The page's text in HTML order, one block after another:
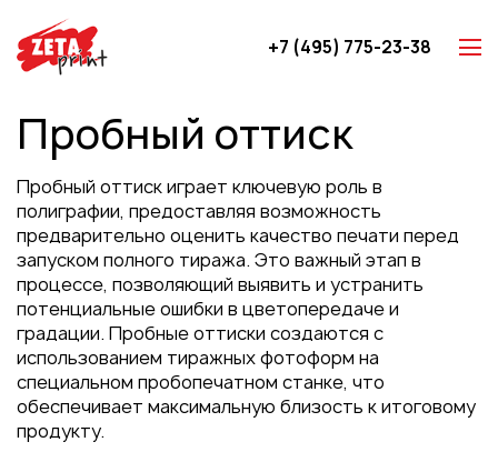
Брошюры
Игральные карты
Каталоги
Листовки
Книги
Папки
Календари
+7 (495) 775-23-38
Пробный оттиск
Пробный оттиск играет ключевую роль в
полиграфии, предоставляя возможность
предварительно оценить качество печати перед
запуском полного тиража. Это важный этап в
процессе, позволяющий выявить и устранить
потенциальные ошибки в цветопередаче и
градации. Пробные оттиски создаются с
использованием тиражных фотоформ на
специальном пробопечатном станке, что
обеспечивает максимальную близость к итоговому
продукту.